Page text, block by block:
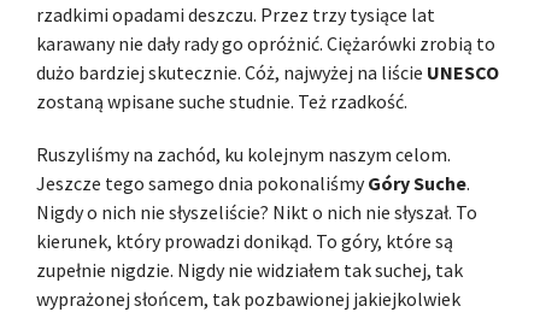
rzadkimi opadami deszczu. Przez trzy tysiące lat
karawany nie dały rady go opróżnić. Ciężarówki zrobią to
dużo bardziej skutecznie. Cóż, najwyżej na liście UNESCO
zostaną wpisane suche studnie. Też rzadkość.
Ruszyliśmy na zachód, ku kolejnym naszym celom.
Jeszcze tego samego dnia pokonaliśmyGóry Suche.
Nigdy o nich nie słyszeliście? Nikt o nich nie słyszał. To
kierunek, który prowadzi donikąd. To góry, które są
zupełnie nigdzie. Nigdy nie widziałem tak suchej, tak
wyprażonej słońcem, tak pozbawionej jakiejkolwiek